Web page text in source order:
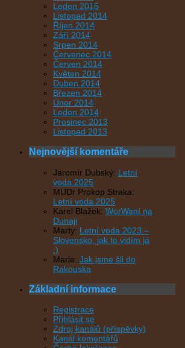
Leden 2015
Listopad 2014
Říjen 2014
Září 2014
Srpen 2014
Červenec 2014
Červen 2014
Květen 2014
Duben 2014
Březen 2014
Únor 2014
Leden 2014
Prosinec 2013
Listopad 2013
Nejnovější komentáře
Jaromír Dubský: Letní
voda 2025
MUDr Prokop Straka:
Letní voda 2025
Karel Blažek: WorWaní na
Dunaji
Marty: Letní voda 2023 –
Slovensko, jak to vidím já
:)
Marie: Jak jsme šli do
Rakouska
Základní informace
Registrace
Přihlásit se
Zdroj kanálů (příspěvky)
Kanál komentářů